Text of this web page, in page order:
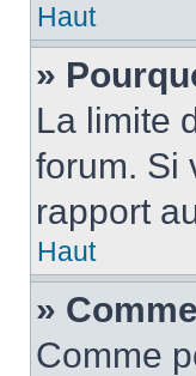
Haut
»
La limite
forum. Si
rapport
Haut
»
Comme